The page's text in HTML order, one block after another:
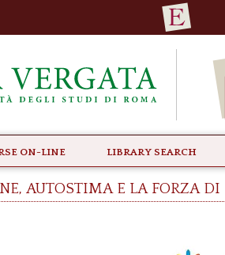
ON-LINE Library Search
autostima e la forza di